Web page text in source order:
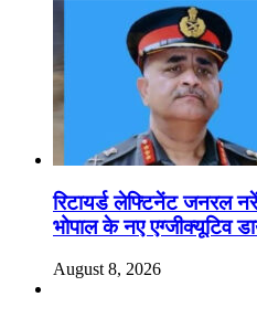
रिटायर्ड लेफ्टिनेंट जनरल
भोपाल के नए एग्जीक्यूटिव
August 8, 2026